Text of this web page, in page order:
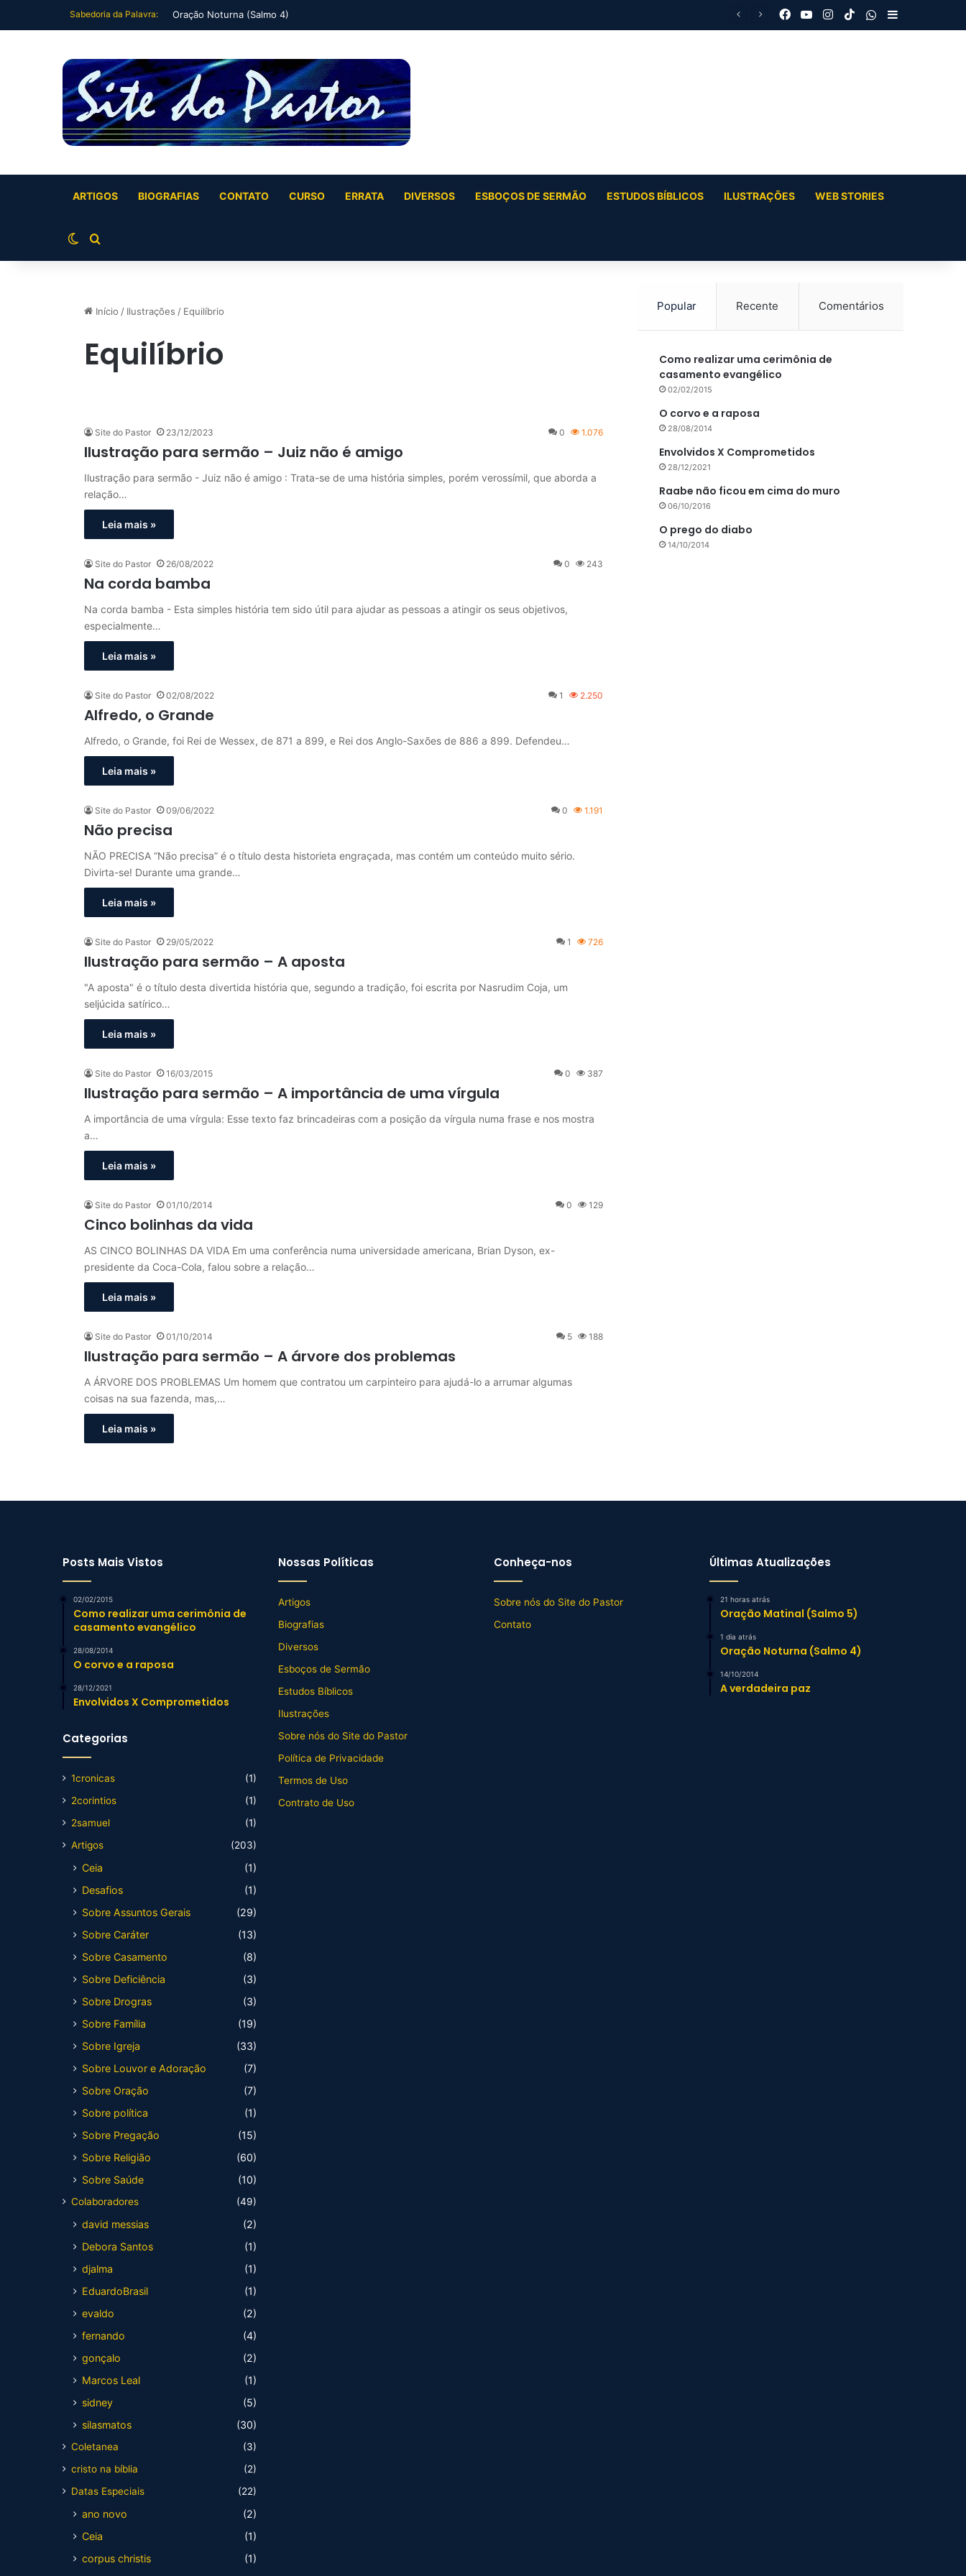
Sabedoria da Palavra: Eu me deitei e dormi (Salmo 3) Facebook
YouTubeInstagram
TikTokWhatsApp
Barra Lateral
ARTIGOS BIOGRAFIAS CONTATO CURSO ERRATA DIVERSOS ESBOÇOS DE SERMÃO ESTUDOS BÍBLICOS ILUSTRAÇÕES WEB STORIES
Switch skin
Buscar por
Início / Ilustrações / Equilíbrio
Equilíbrio
Site do Pastor 23/12/2023 0 1.076
Ilustração para sermão – Juiz não é amigo
Ilustração para sermão - Juiz não é amigo : Trata-se de uma história simples, porém verossímil, que aborda a
relação…
Leia mais »
Site do Pastor 26/08/2022 0 243
Na corda bamba
Na corda bamba - Esta simples história tem sido útil para ajudar as pessoas a atingir os seus objetivos,
especialmente…
Leia mais »
Site do Pastor 02/08/2022 1 2.250
Alfredo, o Grande
Alfredo, o Grande, foi Rei de Wessex, de 871 a 899, e Rei dos Anglo-Saxões de 886 a 899. Defendeu…
Leia mais »
Site do Pastor 09/06/2022 0 1.191
Não precisa
NÃO PRECISA “Não precisa” é o título desta historieta engraçada, mas contém um conteúdo muito sério.
Divirta-se! Durante uma grande…
Leia mais »
Site do Pastor 29/05/2022 1 726
Ilustração para sermão – A aposta
"A aposta" é o título desta divertida história que, segundo a tradição, foi escrita por Nasrudim Coja, um
seljúcida satírico…
Leia mais »
Site do Pastor 16/03/2015 0 387
Ilustração para sermão – A importância de uma vírgula
A importância de uma vírgula: Esse texto faz brincadeiras com a posição da vírgula numa frase e nos mostra
a…
Leia mais »
Site do Pastor 01/10/2014 0 129
Cinco bolinhas da vida
AS CINCO BOLINHAS DA VIDA Em uma conferência numa universidade americana, Brian Dyson, ex-
presidente da Coca-Cola, falou sobre a relação…
Leia mais »
Site do Pastor 01/10/2014 5 188
Ilustração para sermão – A árvore dos problemas
A ÁRVORE DOS PROBLEMAS Um homem que contratou um carpinteiro para ajudá-lo a arrumar algumas
coisas na sua fazenda, mas,…
Leia mais »
Popular Recente Comentários
Como realizar uma cerimônia de
casamento evangélico
02/02/2015
O corvo e a raposa
28/08/2014
Envolvidos X Comprometidos
28/12/2021
Raabe não ficou em cima do muro
06/10/2016
O prego do diabo
14/10/2014
Posts Mais Vistos
02/02/2015
Como realizar uma cerimônia de
casamento evangélico
28/08/2014
O corvo e a raposa
28/12/2021
Envolvidos X Comprometidos
Categorias
1cronicas
(1)
2corintios
(1)
2samuel
(1)
Artigos
(203)
Ceia
(1)
Desafios
(1)
Sobre Assuntos Gerais
(29)
Sobre Caráter
(13)
Sobre Casamento
(8)
Sobre Deficiência
(3)
Sobre Drogras
(3)
Sobre Família
(19)
Sobre Igreja
(33)
Sobre Louvor e Adoração
(7)
Sobre Oração
(7)
Sobre política
(1)
Sobre Pregação
(15)
Sobre Religião
(60)
Sobre Saúde
(10)
Colaboradores (49)
david messias
(2)
Debora Santos
(1)
djalma
(1)
EduardoBrasil
(1)
evaldo
(2)
fernando
(4)
gonçalo
(2)
Marcos Leal
(1)
sidney
(5)
silasmatos
(30)
Coletanea
(3)
cristo na bíblia
(2)
Datas Especiais
(22)
ano novo
(2)
Ceia
(1)
corpus christis
(1)
Nossas Políticas
Artigos
Biografias
Diversos
Esboços de Sermão
Estudos Bíblicos
Ilustrações
Sobre nós do Site do Pastor
Política de Privacidade
Termos de Uso
Contrato de Uso
Conheça-nos
Sobre nós do Site do Pastor
Contato
Últimas Atualizações
21 horas atrás
Oração Matinal (Salmo 5)
1 dia atrás
Oração Noturna (Salmo 4)
14/10/2014
A verdadeira paz